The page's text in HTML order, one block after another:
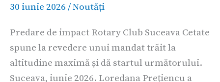
30 iunie 2026 /Noutăți
Predare de impact Rotary Club Suceava Cetate
spune la revedere unui mandat trăit la
altitudine maximă și dă startul următorului.
Suceava, iunie 2026. Loredana Prețiencu a